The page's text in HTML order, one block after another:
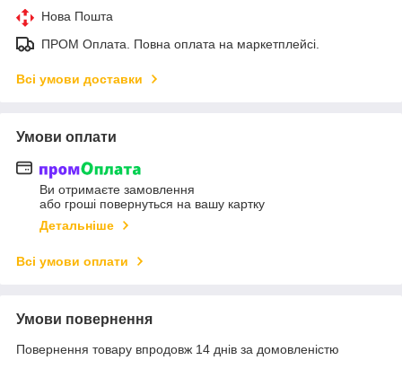
Нова Пошта
ПРОМ Оплата. Повна оплата на маркетплейсі.
Всі умови доставки
Умови оплати
Ви отримаєте замовлення
або гроші повернуться на вашу картку
Детальніше
Всі умови оплати
Умови повернення
Повернення товару впродовж 14 днів за домовленістю